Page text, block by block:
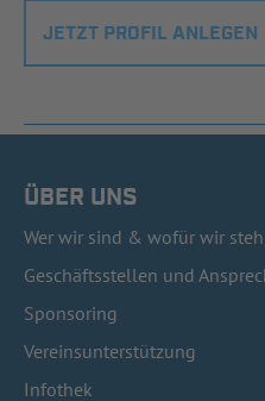
JETZT PROFIL ANLEGEN
ÜBER UNS
Wer wir sind & wofür wir
Geschäftsstellen und
Sponsoring
Vereinsunterstützung
Infothek